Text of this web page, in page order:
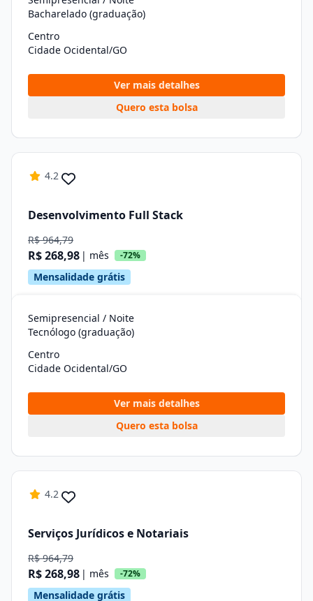
Bacharelado (graduação)
Centro
Cidade Ocidental/GO
Ver mais detalhes
Quero esta bolsa
4.2
Desenvolvimento Full Stack
R$ 964,79
R$ 268,98 | mês -72%
Mensalidade grátis
Semipresencial / Noite
Tecnólogo (graduação)
Centro
Cidade Ocidental/GO
Ver mais detalhes
Quero esta bolsa
4.2
Serviços Jurídicos e Notariais
R$ 964,79
R$ 268,98 | mês -72%
Mensalidade grátis